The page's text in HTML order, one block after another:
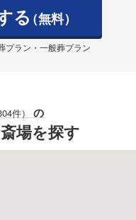
る（無料）
プラン・一般葬プラン
件） の
場を探す